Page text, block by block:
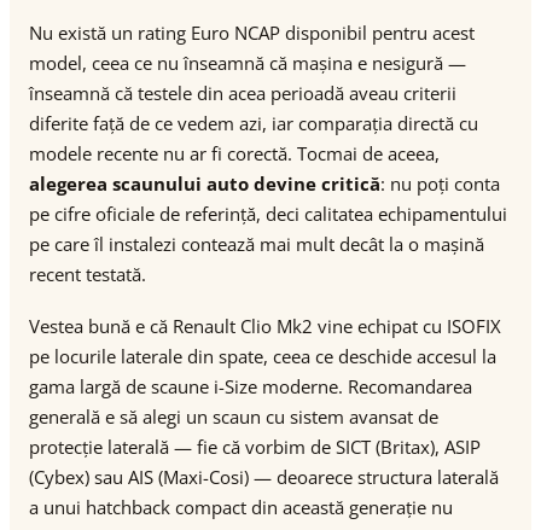
Nu există un rating Euro NCAP disponibil pentru acest
model, ceea ce nu înseamnă că mașina e nesigură —
înseamnă că testele din acea perioadă aveau criterii
diferite față de ce vedem azi, iar comparația directă cu
modele recente nu ar fi corectă. Tocmai de aceea,
alegerea scaunului auto devine critică: nu poți conta
pe cifre oficiale de referință, deci calitatea echipamentului
pe care îl instalezi contează mai mult decât la o mașină
recent testată.
Vestea bună e că Renault Clio Mk2 vine echipat cu ISOFIX
pe locurile laterale din spate, ceea ce deschide accesul la
gama largă de scaune i-Size moderne. Recomandarea
generală e să alegi un scaun cu sistem avansat de
protecție laterală — fie că vorbim de SICT (Britax), ASIP
(Cybex) sau AIS (Maxi-Cosi) — deoarece structura laterală
a unui hatchback compact din această generație nu